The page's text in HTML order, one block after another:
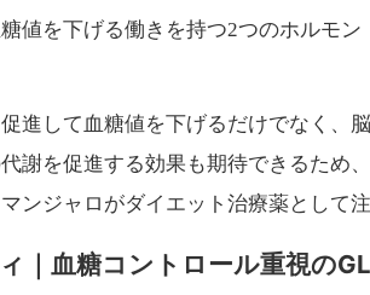
値を下げる働きを持つ2つのホルモ
進して血糖値を下げるだけでなく、
謝を促進する効果も期待できるため
ンジャロがダイエット治療薬として
｜血糖コントロール重視の